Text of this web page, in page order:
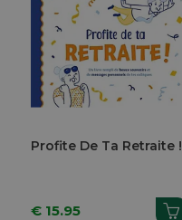
Profite De Ta Retraite !
€ 15.95